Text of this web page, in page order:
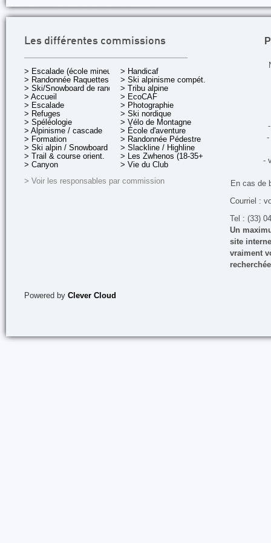
Les différentes commissions
> Escalade (école mineurs)
> Randonnée Raquettes
> Ski/Snowboard de rando.
> Accueil
> Escalade
> Refuges
> Spéléologie
> Alpinisme / cascade
> Formation
> Ski alpin / Snowboard
> Trail & course orient.
> Canyon
> Handicaf
> Ski alpinisme compét.
> Tribu alpine
> EcoCAF
> Photographie
> Ski nordique
> Vélo de Montagne
> École d'aventure
> Randonnée Pédestre
> Slackline / Highline
> Les Zwhenos (18-35+ ans)
> Vie du Club
> Voir les responsables par commission
-
-
En cas de
Courriel :
Tel : (33)
Un
site
vraiment
Powered by Clever Cloud